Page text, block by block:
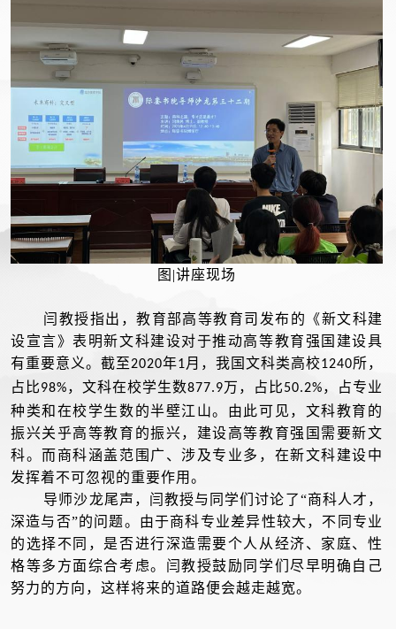
图|讲座现场
闫教授指出，教育部高等教育司发布的《新文科建
设宣言》表明新文科建设对于推动高等教育强国建设具
有重要意义。截至2020年1月，我国文科类高校1240所，
占比98%，文科在校学生数877.9万，占比50.2%，占专业
种类和在校学生数的半壁江山。由此可见，文科教育的
振兴关乎高等教育的振兴，建设高等教育强国需要新文
科。而商科涵盖范围广、涉及专业多，在新文科建设中
发挥着不可忽视的重要作用。
导师沙龙尾声，闫教授与同学们讨论了“商科人才，
深造与否”的问题。由于商科专业差异性较大，不同专业
的选择不同，是否进行深造需要个人从经济、家庭、性
格等多方面综合考虑。闫教授鼓励同学们尽早明确自己
努力的方向，这样将来的道路便会越走越宽。